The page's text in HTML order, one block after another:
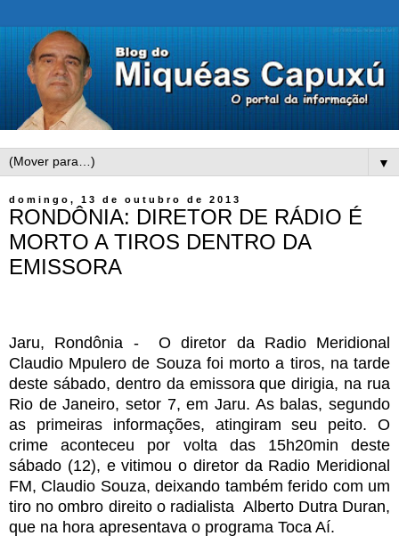
▼
domingo, 13 de outubro de 2013
RONDÔNIA: DIRETOR DE RÁDIO É
MORTO A TIROS DENTRO DA
EMISSORA
Jaru, Rondônia - O diretor da Radio Meridional
Claudio Mpulero de Souza foi morto a tiros, na tarde
deste sábado, dentro da emissora que dirigia, na rua
Rio de Janeiro, setor 7, em Jaru. As balas, segundo
as primeiras informações, atingiram seu peito. O
crime aconteceu por volta das 15h20min deste
sábado (12), e vitimou o diretor da Radio Meridional
FM, Claudio Souza, deixando também ferido com um
tiro no ombro direito o radialista Alberto Dutra Duran,
que na hora apresentava o programa Toca Aí.